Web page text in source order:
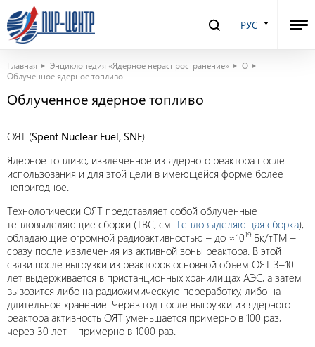
РУС
Главная Энциклопедия «Ядерное нераспространение»
О
Облученное ядерное топливо
Облученное ядерное топливо
ОЯТ (Spent Nuclear Fuel, SNF)
Ядерное топливо, извлеченное из ядерного реактора после
использования и для этой цели в имеющейся форме более
непригодноe.
Технологически ОЯТ представляет собой облученные
тепловыделяющие сборки (ТВС, см. Тепловыделяющая сборка),
обладающие огромной радиоактивностью – до ≈1019 Бк/тТМ –
сразу после извлечения из активной зоны реактора. В этой
связи после выгрузки из реакторов основной объем ОЯТ 3–10
лет выдерживается в пристанционных хранилищах АЭС, а затем
вывозится либо на радиохимическую переработку, либо на
длительное хранение. Через год после выгрузки из ядерного
реактора активность ОЯТ уменьшается примерно в 100 раз,
через 30 лет – примерно в 1000 раз.